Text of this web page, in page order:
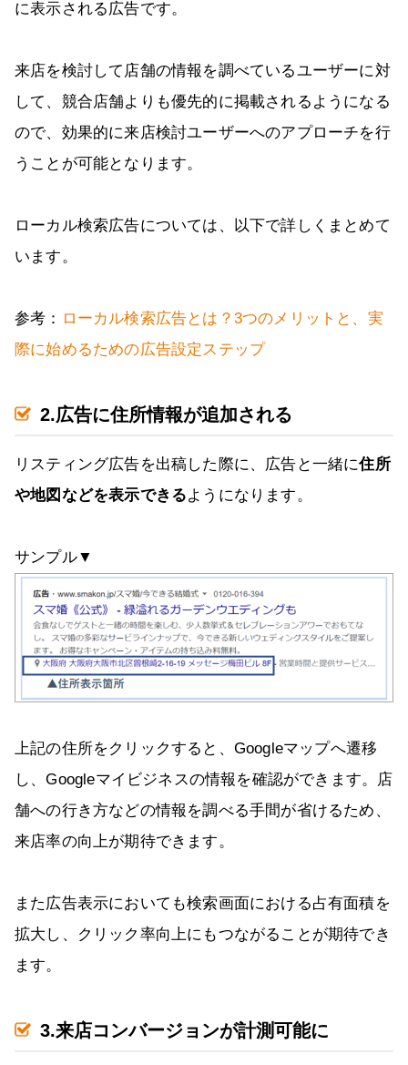
に表示される広告です。
来店を検討して店舗の情報を調べているユーザーに対
して、競合店舗よりも優先的に掲載されるようになる
ので、効果的に来店検討ユーザーへのアプローチを行
うことが可能となります。
ローカル検索広告については、以下で詳しくまとめて
います。
参考： ローカル検索広告とは？3つのメリットと、実
際に始めるための広告設定ステップ
2.広告に住所情報が追加される
リスティング広告を出稿した際に、広告と一緒に住所
や地図などを表示できるようになります。
サンプル▼
上記の住所をクリックすると、Googleマップへ遷移
し、Googleマイビジネスの情報を確認ができます。店
舗への行き方などの情報を調べる手間が省けるため、
来店率の向上が期待できます。
また広告表示においても検索画面における占有面積を
拡大し、クリック率向上にもつながることが期待でき
ます。
3.来店コンバージョンが計測可能に